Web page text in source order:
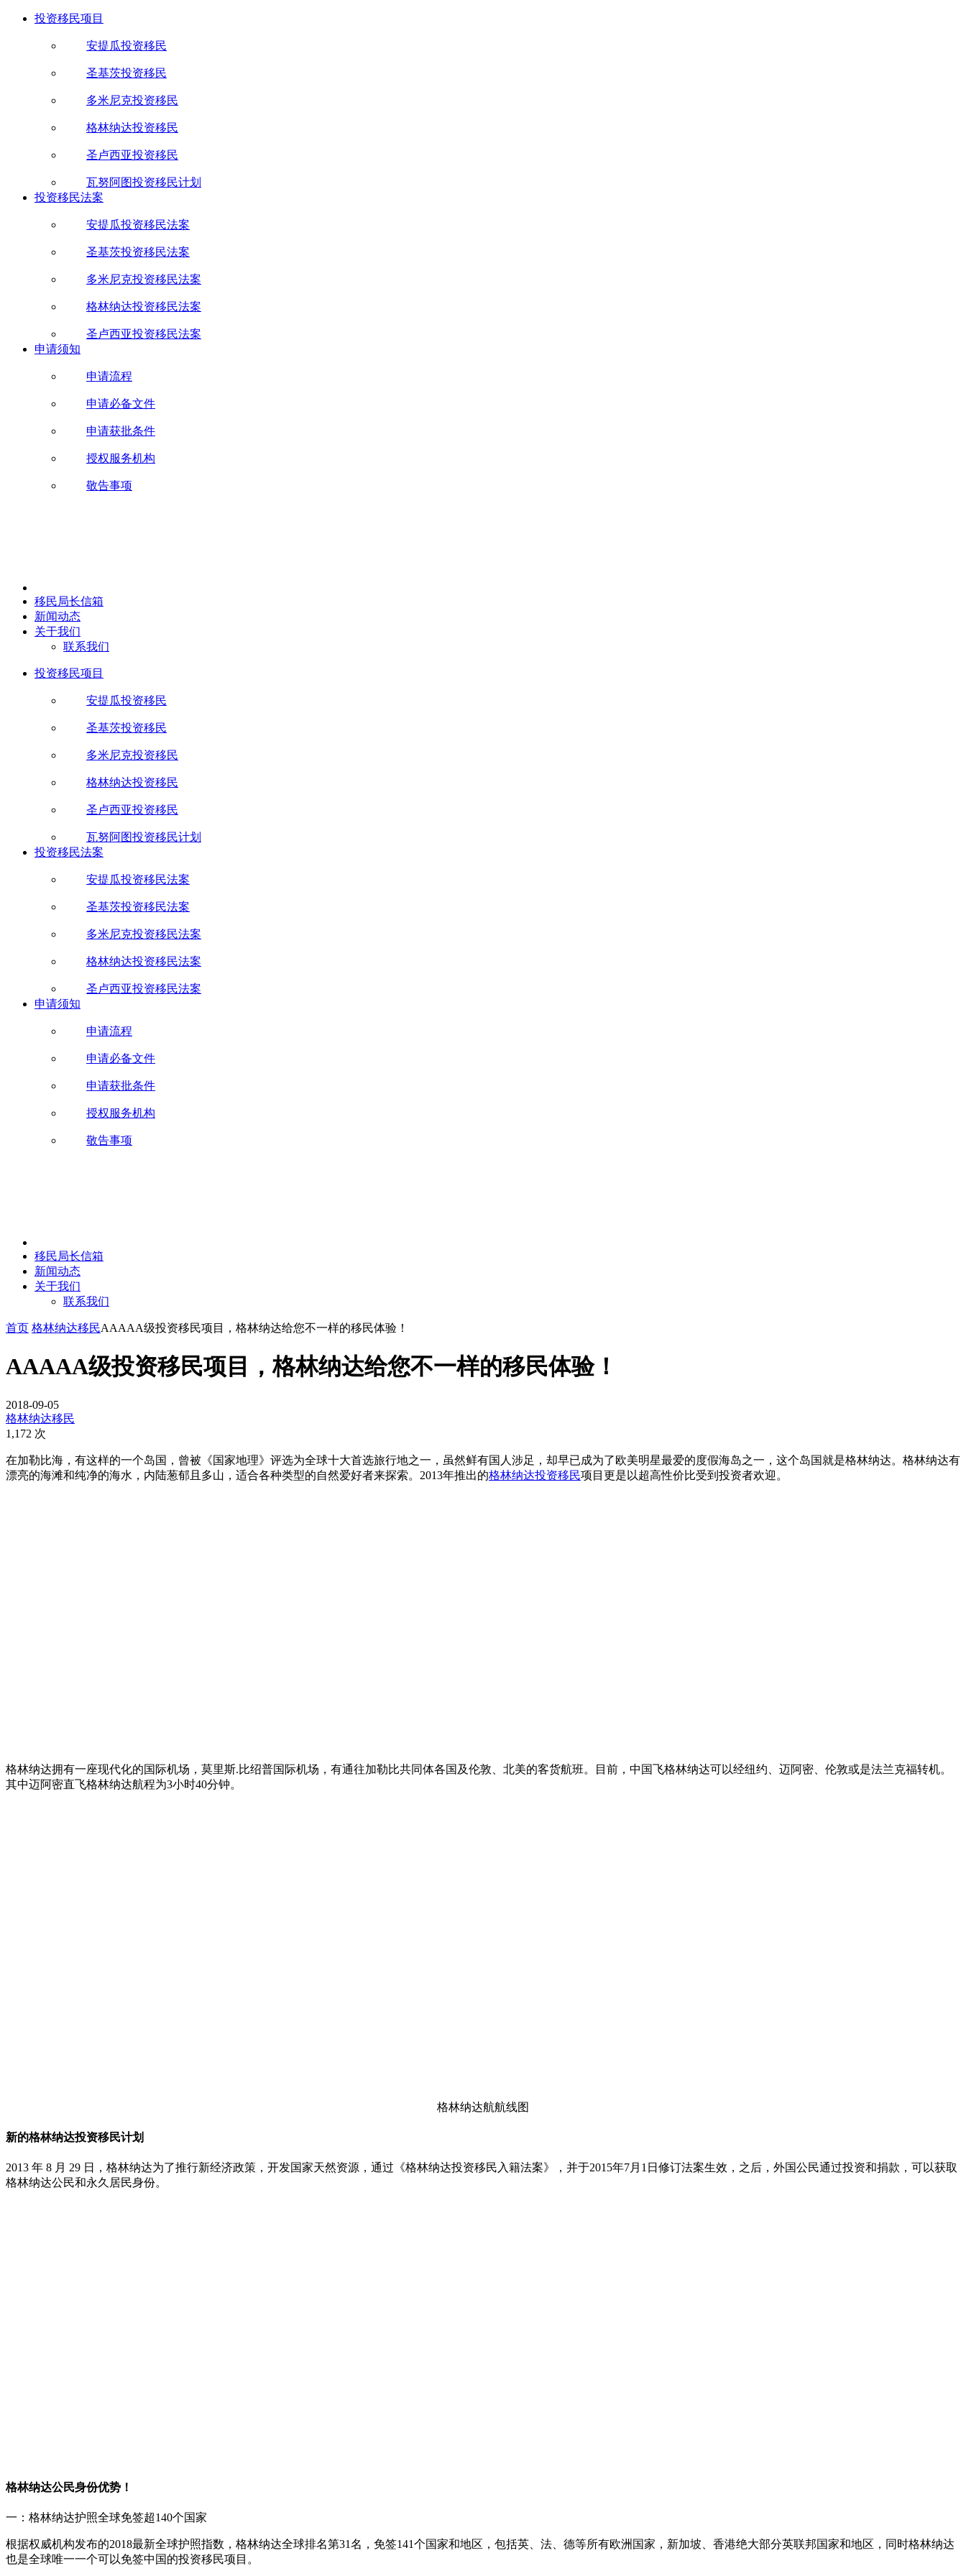
投资移民项目
安提瓜投资移民
圣基茨投资移民
多米尼克投资移民
格林纳达投资移民
圣卢西亚投资移民
瓦努阿图投资移民计划
投资移民法案
安提瓜投资移民法案
圣基茨投资移民法案
多米尼克投资移民法案
格林纳达投资移民法案
圣卢西亚投资移民法案
申请须知
申请流程
申请必备文件
申请获批条件
授权服务机构
敬告事项
移民局长信箱
新闻动态
关于我们
联系我们
投资移民项目
安提瓜投资移民
圣基茨投资移民
多米尼克投资移民
格林纳达投资移民
圣卢西亚投资移民
瓦努阿图投资移民计划
投资移民法案
安提瓜投资移民法案
圣基茨投资移民法案
多米尼克投资移民法案
格林纳达投资移民法案
圣卢西亚投资移民法案
申请须知
申请流程
申请必备文件
申请获批条件
授权服务机构
敬告事项
移民局长信箱
新闻动态
关于我们
联系我们
首页 格林纳达移民AAAAA级投资移民项目，格林纳达给您不一样的移民体验！
AAAAA级投资移民项目，格林纳达给您不一样的移民体验！
2018-09-05
格林纳达移民
1,172 次
在加勒比海，有这样的一个岛国，曾被《国家地理》评选为全球十大首选旅行地之一，虽然鲜有国人涉足，却早已成为了欧美明星最爱的度假海岛之一，这个岛国就是格林纳达。格林纳达有
漂亮的海滩和纯净的海水，内陆葱郁且多山，适合各种类型的自然爱好者来探索。2013年推出的格林纳达投资移民项目更是以超高性价比受到投资者欢迎。
格林纳达拥有一座现代化的国际机场，莫里斯.比绍普国际机场，有通往加勒比共同体各国及伦敦、北美的客货航班。目前，中国飞格林纳达可以经纽约、迈阿密、伦敦或是法兰克福转机。
其中迈阿密直飞格林纳达航程为3小时40分钟。
格林纳达航航线图
新的格林纳达投资移民计划
2013 年 8 月 29 日，格林纳达为了推行新经济政策，开发国家天然资源，通过《格林纳达投资移民入籍法案》，并于2015年7月1日修订法案生效，之后，外国公民通过投资和捐款，可以获取
格林纳达公民和永久居民身份。
格林纳达公民身份优势！
一：格林纳达护照全球免签超140个国家
根据权威机构发布的2018最新全球护照指数，格林纳达全球排名第31名，免签141个国家和地区，包括英、法、德等所有欧洲国家，新加坡、香港绝大部分英联邦国家和地区，同时格林纳达
也是全球唯一一个可以免签中国的投资移民项目。